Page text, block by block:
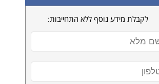
לקבלת מידע נוסף ללא התחייבות: